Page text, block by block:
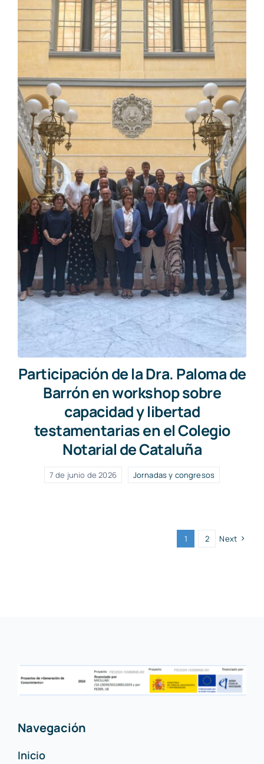
Participación de la Dra. Paloma de
Barrón en workshop sobre
capacidad y libertad
testamentarias en el Colegio
Notarial de Cataluña
7 de junio de 2026 Jornadas y congresos
1 2 Next
Navegación
Inicio